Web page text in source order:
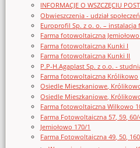
INFORMACJE O WSZCZĘCIU
Obwieszczenia - udział
Europrofil Sp. z o. o. –
Farma fotowoltaiczna Jemiołowo
Farma fotowoltaiczna Kunki I
Farma fotowoltaiczna Kunki II
P.P-H.Agaplast Sp. z o.o. -
Farma fotowoltaiczna Królikowo
Osiedle Mieszkaniowe,
Osiedle Mieszkaniowe,
Farma fotowoltaiczna Wilkowo
Farma Fotowoltaiczna 57, 59,
Jemiołowo 170/1
Farma Fotowoltaiczna 49, 50,